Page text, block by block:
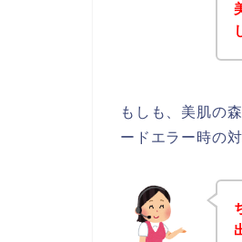
もしも、美肌の
ードエラー時の